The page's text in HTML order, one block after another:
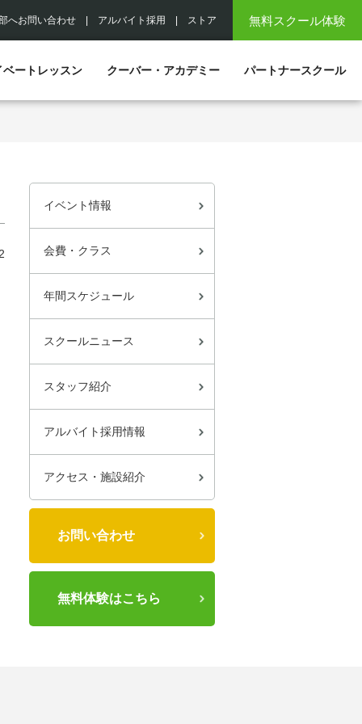
無料スクール体験
へお問い合わせ アルバイト採用 ストア
ベートレッスン クーバー・アカデミー パートナースクール
イベント情報
会費・クラス
年間スケジュール
スクールニュース
スタッフ紹介
アルバイト採用情報
アクセス・施設紹介
お問い合わせ
無料体験はこちら